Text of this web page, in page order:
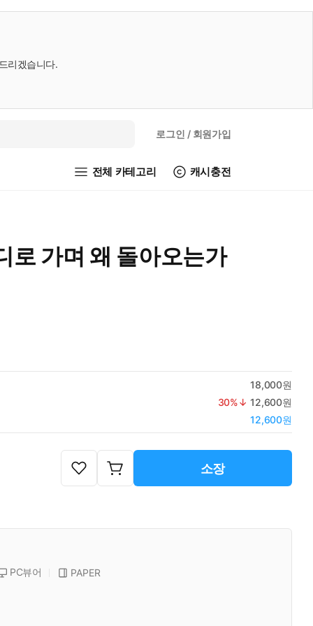
리겠습니다.
로그인 / 회원가입
전체 카테고리 캐시충전
로 가며 왜 돌아오는가
18,000원
30%↓ 12,600원
12,600원
소장
PC뷰어 PAPER